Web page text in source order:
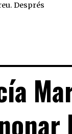
Després